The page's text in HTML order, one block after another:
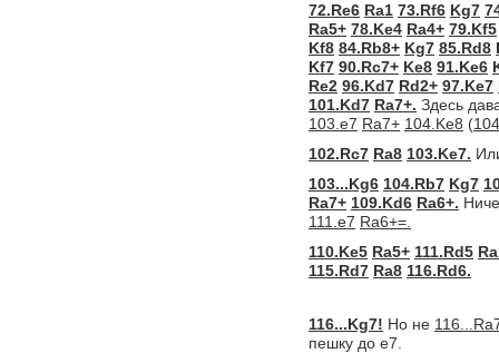
72.Re6 Ra1 73.Rf6 Kg7
Ra5+ 78.Ke4 Ra4+ 79.Kf5
Kf8 84.Rb8+ Kg7 85.Rd8
Kf7 90.Rc7+ Ke8 91.Ke6
Re2 96.Kd7 Rd2+ 97.Ke7
101.Kd7 Ra7+. Здесь
103.e7 Ra7+ 104.Ke8 (
102.Rc7 Ra8 103.Ke7.
103...Kg6 104.Rb7 Kg7
Ra7+ 109.Kd6 Ra6+.
111.e7 Ra6+=.
110.Ke5 Ra5+ 111.Rd5
115.Rd7 Ra8 116.Rd6.
116...Kg7! Но не
пешку до e7.